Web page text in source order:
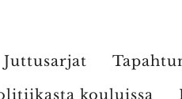
Juttusarjat
kouluissa